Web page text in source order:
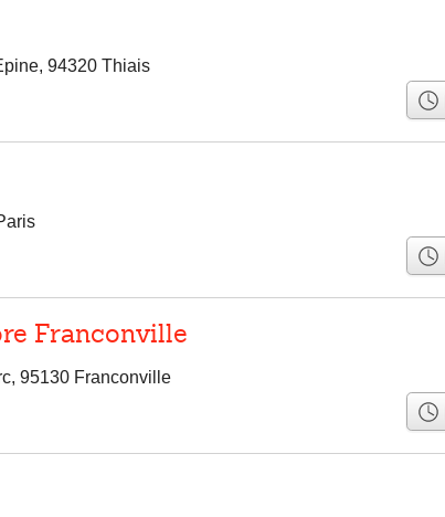
94320 Thiais
Franconville
95130 Franconville